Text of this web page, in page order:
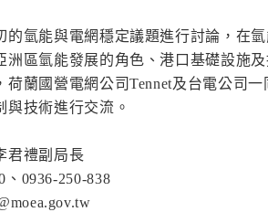
的氫能與電網穩定議題進行討論，在
洲區氫能發展的角色、港口基礎設施
荷蘭國營電網公司Tennet及台電公司
與技術進行交流。
君禮副局長
、0936-250-838